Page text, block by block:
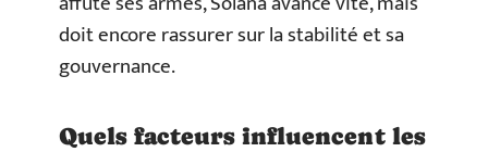
doit encore rassurer sur la stabilité et sa
gouvernance.
Quels facteurs influencent les